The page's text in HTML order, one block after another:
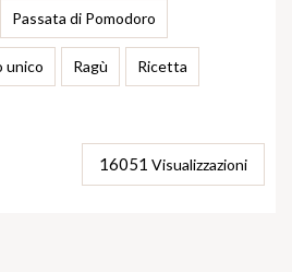
Passata di Pomodoro
unico Ragù Ricetta
16051 Visualizzazioni